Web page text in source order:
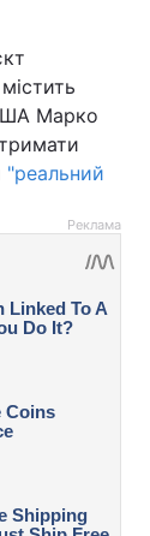
Марко
"реальний
Реклама